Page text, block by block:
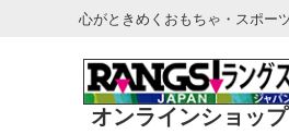
心がときめくおもちゃ・スポー
オンラインショップ